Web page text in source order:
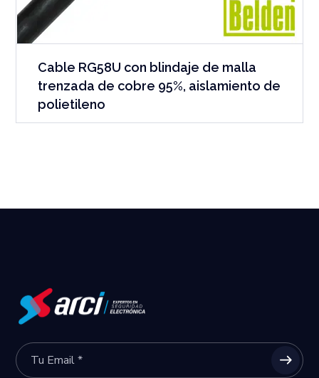
Cable RG58U con blindaje de malla
trenzada de cobre 95%, aislamiento de
polietileno